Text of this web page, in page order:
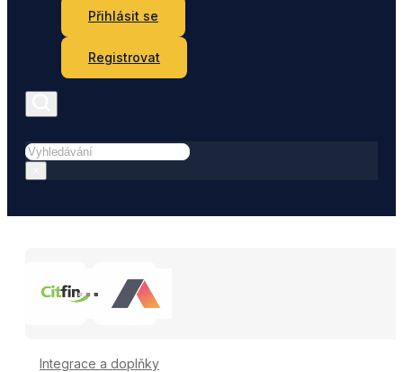
Přihlásit se
Registrovat
Hledat
Integrace a doplňky